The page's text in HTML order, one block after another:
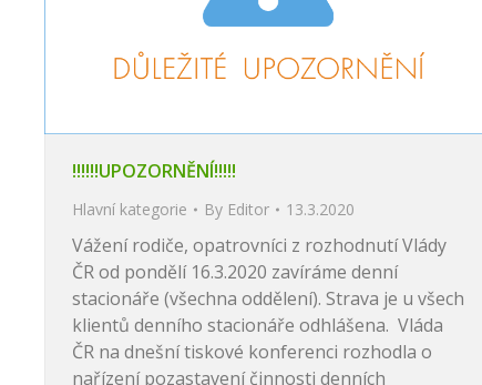
!!!!!!UPOZORNĚNÍ!!!!!
Hlavní kategorie By Editor 13.3.2020
Vážení rodiče, opatrovníci z rozhodnutí Vlády
ČR od pondělí 16.3.2020 zavíráme denní
stacionáře (všechna oddělení). Strava je u všech
klientů denního stacionáře odhlášena. Vláda
ČR na dnešní tiskové konferenci rozhodla o
nařízení pozastavení činnosti denních